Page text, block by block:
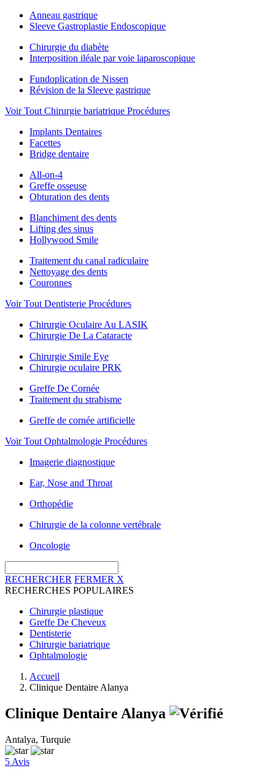
Anneau gastrique
Sleeve Gastroplastie Endoscopique
Chirurgie du diabète
Interposition iléale par voie laparoscopique
Fundoplication de Nissen
Révision de la Sleeve gastrique
Voir Tout Chirurgie bariatrique Procédures
Implants Dentaires
Facettes
Bridge dentaire
All-on-4
Greffe osseuse
Obturation des dents
Blanchiment des dents
Lifting des sinus
Hollywood Smile
Traitement du canal radiculaire
Nettoyage des dents
Couronnes
Voir Tout Dentisterie Procédures
Chirurgie Oculaire Au LASIK
Chirurgie De La Cataracte
Chirurgie Smile Eye
Chirurgie oculaire PRK
Greffe De Cornée
Traitement du strabisme
Greffe de cornée artificielle
Voir Tout Ophtalmologie Procédures
Imagerie diagnostique
Ear, Nose and Throat
Orthopédie
Chirurgie de la colonne vertébrale
Oncologie
RECHERCHER FERMER X
RECHERCHES POPULAIRES
Chirurgie plastique
Greffe De Cheveux
Dentisterie
Chirurgie bariatrique
Ophtalmologie
Accueil
Clinique Dentaire Alanya
Clinique Dentaire Alanya
Antalya, Turquie
5 Avis